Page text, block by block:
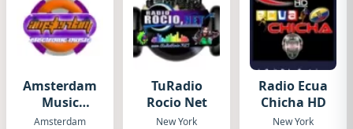
Amsterdam
Music
Electronic
Amsterdam
TuRadio
Rocio Net
New York
Radio Ecua
Chicha HD
New York